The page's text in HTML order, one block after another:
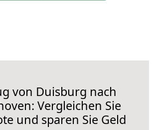
von Duisburg nach
Vergleichen Sie
und sparen Sie Geld